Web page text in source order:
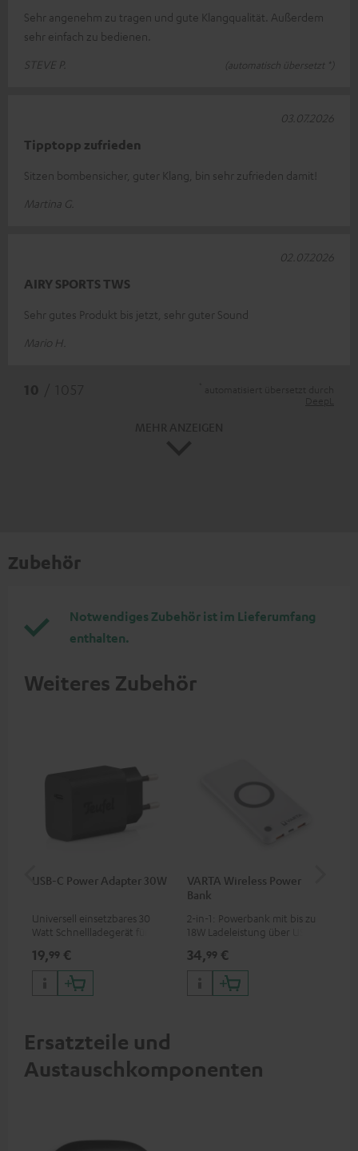
Sehr angenehm zu tragen und gute Klangqualität. Außerdem
sehr einfach zu bedienen.
STEVE P.
(automatisch übersetzt *)
Tipptopp zufrieden
Sitzen bombensicher, guter Klang, bin sehr zufrieden damit!
Martina G.
03.07.2026
AIRY SPORTS TWS
Sehr gutes Produkt bis jetzt, sehr guter Sound
Mario H.
02.07.2026
Zubehör
Notwendiges Zubehör ist im Lieferumfang
enthalten.
Weiteres Zubehör
USB-C Power Adapter 30W
Universell einsetzbares 30
Watt Schnellladegerät für
Apple iPhones, Android
Smartphones, Tablets und
Geräte mit USB-C-Anschluss
19,99 €
VARTA Wireless Power
Bank
2-in-1: Powerbank mit bis zu
18W Ladeleistung über USB
bis zu 10W Ladestrom
34,99 €
Ersatzteile und
Austauschkomponenten